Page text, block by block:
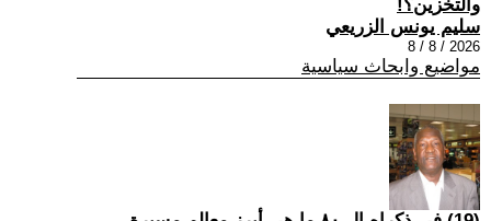
والتخزين؟!
سليم يونس الزريعي
2026 / 8 / 8
مواضيع وابحاث سياسية